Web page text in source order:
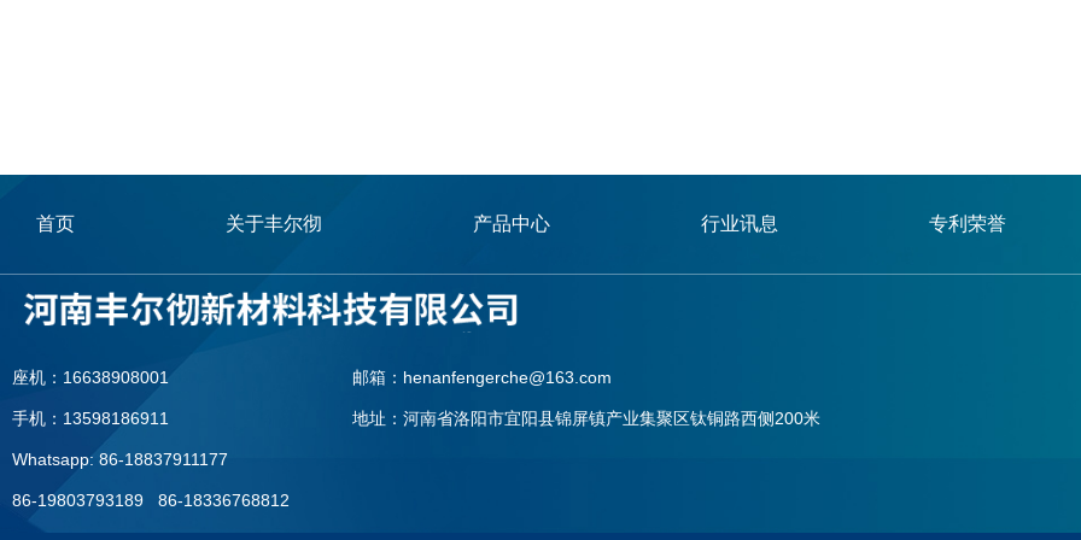
首页 关于丰尔彻 产品中心 行业讯息 专利荣誉
座机：16638908001
手机：13598186911
Whatsapp: 86-18837911177
86-19803793189 86-18336768812
邮箱：henanfengerche@163.com
地址：河南省洛阳市宜阳县锦屏镇产业集聚区钛铜路西侧200米